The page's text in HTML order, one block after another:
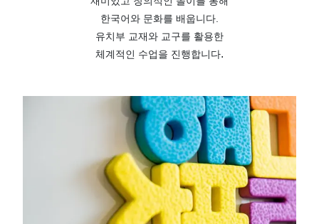
한국어와 문화를 배웁니다.
유치부 교재와 교구를 활용한
체계적인 수업을 진행합니다.